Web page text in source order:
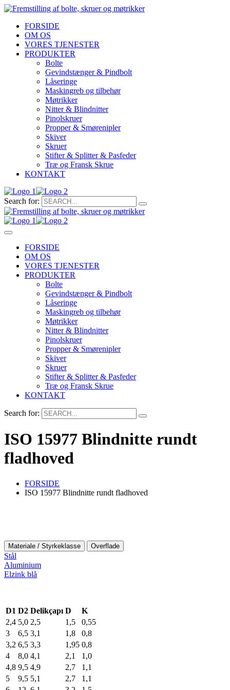
FORSIDE
OM OS
VORES TJENESTER
PRODUKTER
Bolte
Gevindstænger & Pindbolt
Låseringe
Maskingreb og tilbehør
Møtrikker
Nitter & Blindnitter
Pinolskruer
Propper & Smørenipler
Skiver
Skruer
Stifter & Splitter & Pasfeder
Træ og Fransk Skrue
KONTAKT
Search for:
FORSIDE
OM OS
VORES TJENESTER
PRODUKTER
Bolte
Gevindstænger & Pindbolt
Låseringe
Maskingreb og tilbehør
Møtrikker
Nitter & Blindnitter
Pinolskruer
Propper & Smørenipler
Skiver
Skruer
Stifter & Splitter & Pasfeder
Træ og Fransk Skrue
KONTAKT
Search for:
ISO 15977 Blindnitte rundt
fladhoved
FORSIDE
ISO 15977 Blindnitte rundt fladhoved
Materiale / Styrkeklasse Overflade
Stål
Aluminium
Elzink blå
D1 D2 Delikçapı D
K
2,4 5,0 2,5 1,5
0,55
3
6,5 3,1 1,8
0,8
3,2 6,5 3,3 1,95 0,8
4
8,0 4,1 2,1
1,0
4,8 9,5 4,9 2,7
1,1
5
9,5 5,1 2,7
1,1